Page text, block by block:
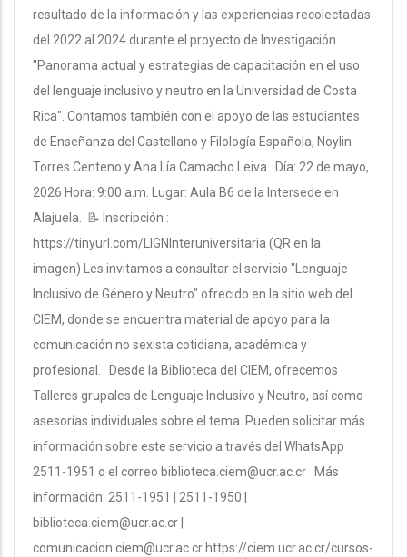
resultado de la información y las experiencias recolectadas
del 2022 al 2024 durante el proyecto de Investigación
"Panorama actual y estrategias de capacitación en el uso
del lenguaje inclusivo y neutro en la Universidad de Costa
Rica". Contamos también con el apoyo de las estudiantes
de Enseñanza del Castellano y Filología Española, Noylin
Torres Centeno y Ana Lía Camacho Leiva. Día: 22 de mayo,
2026 Hora: 9:00 a.m. Lugar: Aula B6 de la Intersede en
Alajuela. 📝 Inscripción :
https://tinyurl.com/LIGNInteruniversitaria (QR en la
imagen) Les invitamos a consultar el servicio "Lenguaje
Inclusivo de Género y Neutro" ofrecido en la sitio web del
CIEM, donde se encuentra material de apoyo para la
comunicación no sexista cotidiana, académica y
profesional. Desde la Biblioteca del CIEM, ofrecemos
Talleres grupales de Lenguaje Inclusivo y Neutro, así como
asesorías individuales sobre el tema. Pueden solicitar más
información sobre este servicio a través del WhatsApp
2511-1951 o el correo biblioteca.ciem@ucr.ac.cr Más
información: 2511-1951 | 2511-1950 |
biblioteca.ciem@ucr.ac.cr |
comunicacion.ciem@ucr.ac.cr https://ciem.ucr.ac.cr/cursos-